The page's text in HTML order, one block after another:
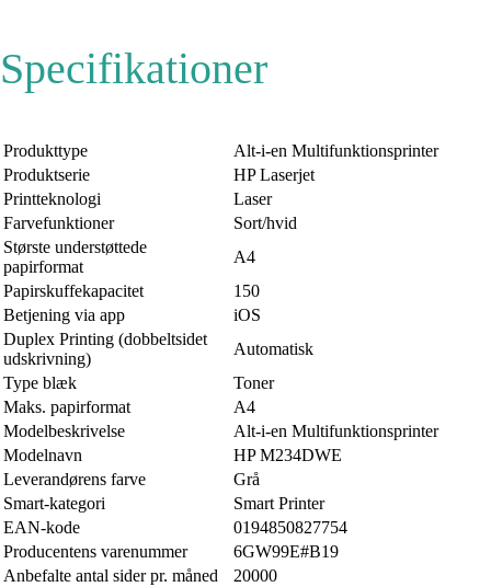
Specifikationer
Produkttype
Alt-i-en Multifunktionsprinter
Produktserie
HP Laserjet
Printteknologi
Laser
Farvefunktioner
Sort/hvid
Største understøttede
papirformat
A4
Papirskuffekapacitet
150
Betjening via app
iOS
Duplex Printing (dobbeltsidet
udskrivning)
Automatisk
Type blæk
Toner
Maks. papirformat
A4
Modelbeskrivelse
Alt-i-en Multifunktionsprinter
Modelnavn
HP M234DWE
Leverandørens farve
Grå
Smart-kategori
Smart Printer
EAN-kode
0194850827754
Producentens varenummer
6GW99E#B19
Anbefalte antal sider pr. måned
20000